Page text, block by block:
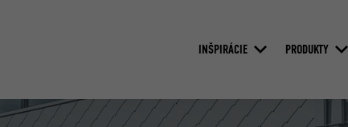
INŠPIRÁCIE PRODUKTY